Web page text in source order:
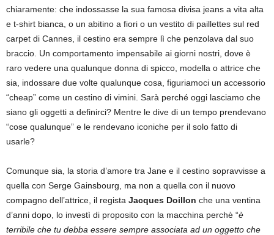
chiaramente: che indossasse la sua famosa divisa jeans a vita alta
e t-shirt bianca, o un abitino a fiori o un vestito di paillettes sul red
carpet di Cannes, il cestino era sempre lì che penzolava dal suo
braccio. Un comportamento impensabile ai giorni nostri, dove è
raro vedere una qualunque donna di spicco, modella o attrice che
sia, indossare due volte qualunque cosa, figuriamoci un accessorio
“cheap” come un cestino di vimini. Sarà perché oggi lasciamo che
siano gli oggetti a definirci? Mentre le dive di un tempo prendevano
“cose qualunque” e le rendevano iconiche per il solo fatto di
usarle?
Comunque sia, la storia d’amore tra Jane e il cestino sopravvisse a
quella con Serge Gainsbourg, ma non a quella con il nuovo
compagno dell’attrice, il regista Jacques Doillon che una ventina
d’anni dopo, lo investì di proposito con la macchina perchè “è
terribile che tu debba essere sempre associata ad un oggetto che